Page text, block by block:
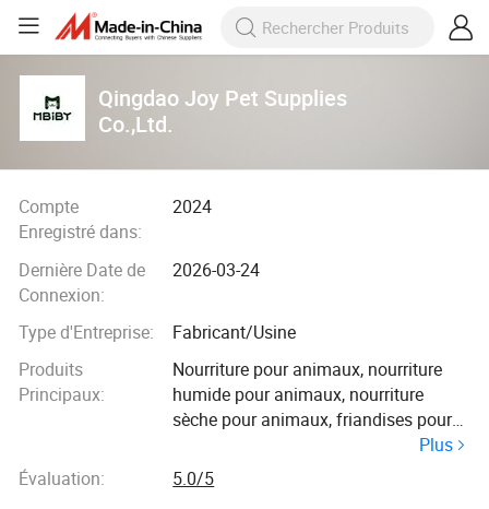
Qingdao Joy Pet Supplies
Co.,Ltd.
Compte
Enregistré dans:
2024
Dernière Date de
Connexion:
2026-03-24
Type d'Entreprise:
Fabricant/Usine
Produits
Principaux:
Nourriture pour animaux, nourriture
humide pour animaux, nourriture
sèche pour animaux, friandises pour
nourriture pour chats, litière pour
chats, litière en gel de silice pour
Plus
Évaluation:
5.0/5